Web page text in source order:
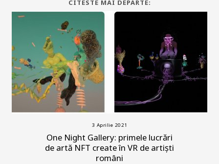
CITESTE MAI DEPARTE:
3 Aprilie 2021
One Night Gallery: primele lucrări
de artă NFT create în VR de artiști
români